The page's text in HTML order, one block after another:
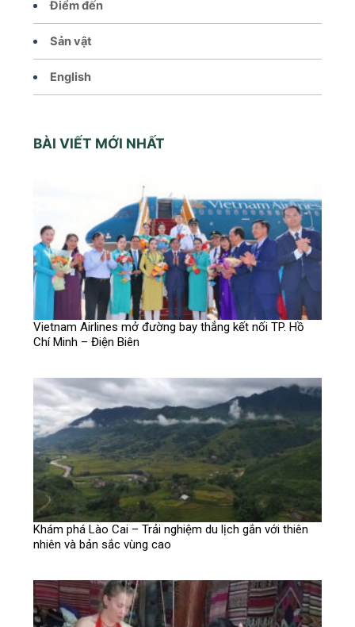
Điểm đến
Sản vật
English
BÀI VIẾT MỚI NHẤT
Vietnam Airlines mở đường bay thẳng kết nối TP. Hồ
Chí Minh – Điện Biên
Khám phá Lào Cai – Trải nghiệm du lịch gắn với thiên
nhiên và bản sắc vùng cao